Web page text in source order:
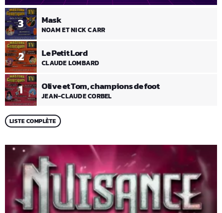
1 Olive et Tom, champions de foot
JEAN-CLAUDE CORBEL
2 Le Petit Lord
CLAUDE LOMBARD
3 Mask
NOAM ET NICK CARR
LISTE COMPLÈTE